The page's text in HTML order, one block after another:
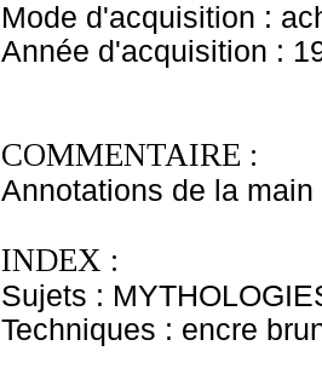
Mode d'acquisition :
Année d'acquisition :
COMMENTAIRE :
Annotations de la
INDEX :
Sujets :
Techniques : encre